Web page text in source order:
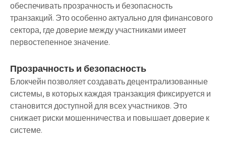
обеспечивать прозрачность и безопасность
транзакций. Это особенно актуально для финансового
сектора, где доверие между участниками имеет
первостепенное значение.
Прозрачность и безопасность
Блокчейн позволяет создавать децентрализованные
системы, в которых каждая транзакция фиксируется и
становится доступной для всех участников. Это
снижает риски мошенничества и повышает доверие к
системе.